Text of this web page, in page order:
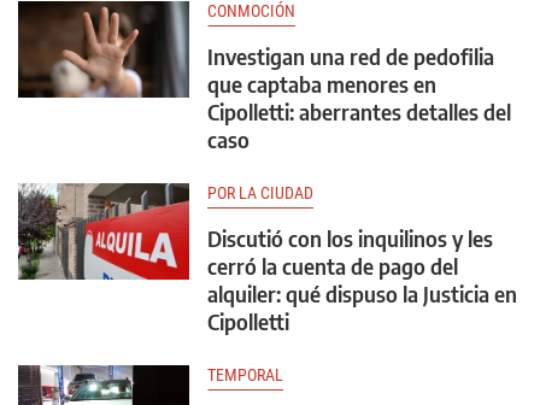
CONMOCIÓN
Investigan una red de pedofilia
que captaba menores en
Cipolletti: aberrantes detalles del
caso
POR LA CIUDAD
Discutió con los inquilinos y les
cerró la cuenta de pago del
alquiler: qué dispuso la Justicia en
Cipolletti
TEMPORAL